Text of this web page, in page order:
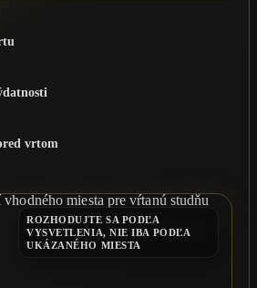
vrtom
ROZHODUJTE SA PODĽA
VYSVETLENIA, NIE IBA PODĽA
UKÁZANÉHO MIESTA